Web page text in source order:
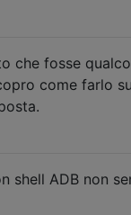
che fosse
come farlo
shell ADB non